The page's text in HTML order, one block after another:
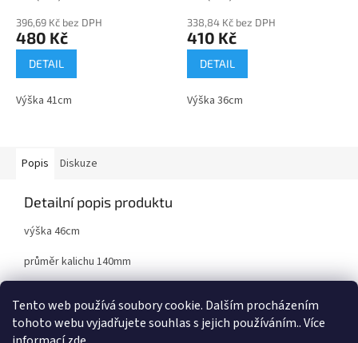
Tento web používá soubory cookie. Dalším procházením
tohoto webu vyjadřujete souhlas s jejich používáním.. Více
396,69 Kč bez DPH
480 Kč
DETAIL
Výška 41cm
338,84 Kč bez DPH
410 Kč
DETAIL
Výška 36cm
Popis Diskuze
Detailní popis produktu
výška 46cm
průměr kalichu 140mm